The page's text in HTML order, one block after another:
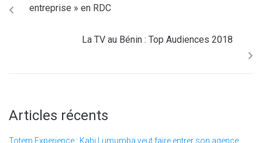
entreprise » en RDC
La TV au Bénin : Top Audiences 2018
Articles récents
Totem Experience : Kahi Lumumba veut faire entrer son agence